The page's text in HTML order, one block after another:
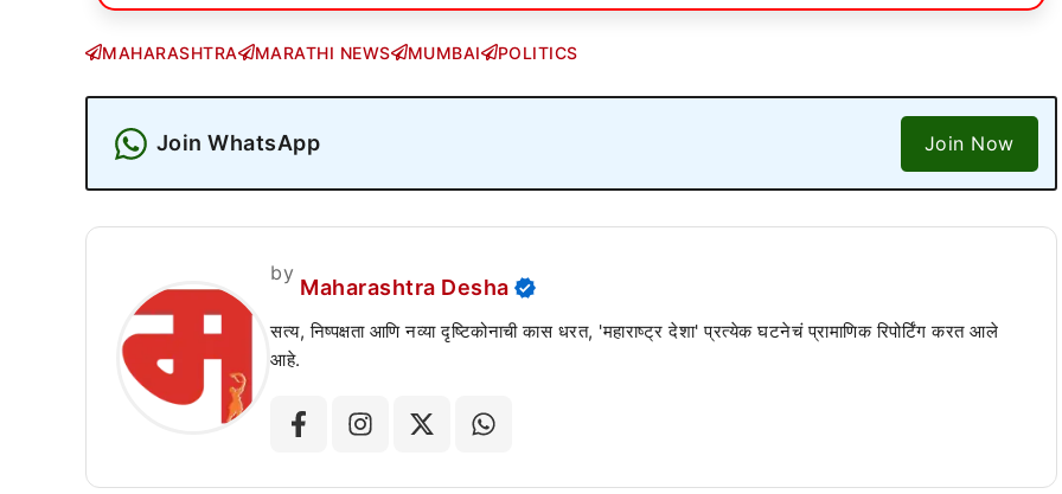
MAHARASHTRA MARATHI NEWS MUMBAI POLITICS
Join WhatsApp Join Now
by
Maharashtra Desha
सत्य, निष्पक्षता आणि नव्या दृष्टिकोनाची कास धरत, 'महाराष्ट्र देशा' प्रत्येक घटनेचं प्रामाणिक रिपोर्टिंग करत आले
आहे.